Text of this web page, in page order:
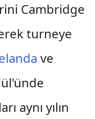
Cambridge
turneye
ve
aynı yılın